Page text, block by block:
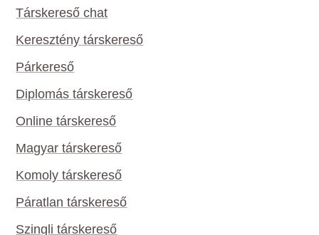
Társkereső chat
Keresztény társkereső
Párkereső
Diplomás társkereső
Online társkereső
Magyar társkereső
Komoly társkereső
Páratlan társkereső
Szingli társkereső